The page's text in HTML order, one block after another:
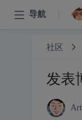
导航
社区
发表